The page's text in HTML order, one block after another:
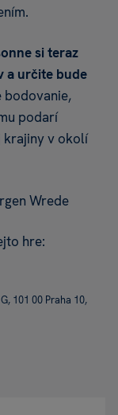
si teraz
a určite bude
bodovanie,
podarí
krajiny v okolí
Wrede
hre:
101 00 Praha 10,